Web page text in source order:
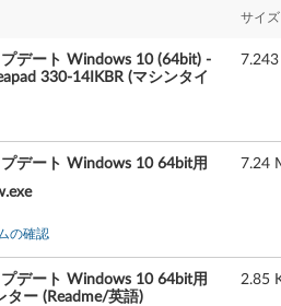
サイズ
プデート Windows 10 (64bit) -
330-14IKBR (マシンタイ
プデート Windows 10 64bit用
7.24
の確認
プデート Windows 10 64bit用
ター (Readme/英語)
2.85